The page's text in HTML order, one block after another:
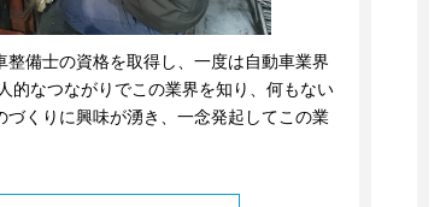
整備士の資格を取得し、一度は自動車業界
的なつながりでこの業界を知り、何もない
づくりに興味が湧き、一念発起してこの業